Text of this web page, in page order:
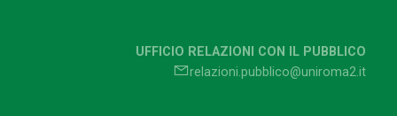
UFFICIO RELAZIONI CON IL PUBBLICO
relazioni.pubblico@uniroma2.it